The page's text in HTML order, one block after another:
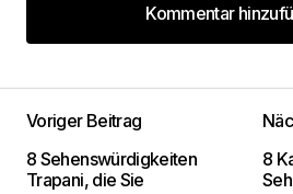
Kommentar
Kommentar
Deine E-Mail-Adresse wird
veröffentlicht. Erforderliche
markiert
Voriger Beitrag
8 Sehenswürdigkeiten
Trapani, die Sie
8